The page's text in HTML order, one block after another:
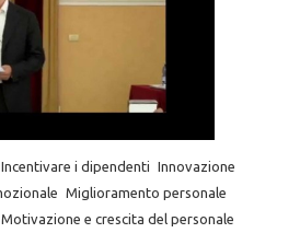
Incentivare i dipendenti Innovazione
Miglioramento personale
Motivazione e crescita del personale